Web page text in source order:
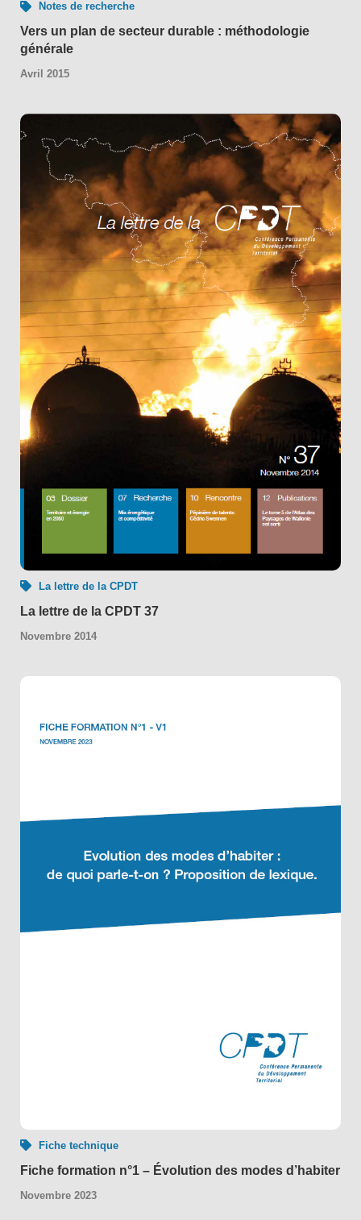
Notes de recherche
Vers un plan de secteur durable : méthodologie
générale
Avril 2015
La lettre de la CPDT
La lettre de la CPDT 37
Novembre 2014
Fiche technique
Fiche formation n°1 – Évolution des modes d’habiter
Novembre 2023